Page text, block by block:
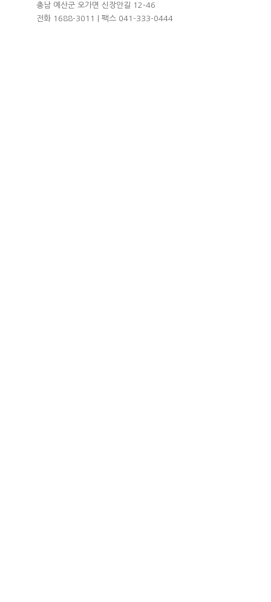
충남 예산군 오가면 신장안길 12-46
전화 1688-3011 | 팩스 041-333-0444